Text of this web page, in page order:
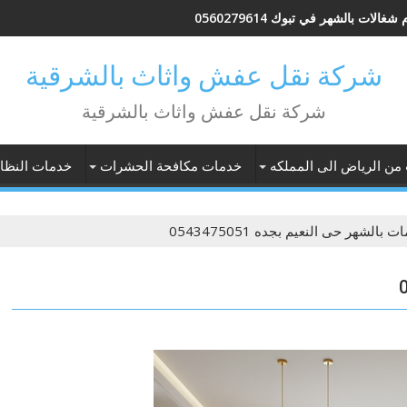
بالشهر في تبوك 0560279614
شركة نقل عفش واثاث بالشرقية
شركة نقل عفش واثاث بالشرقية
من الرياض الى المملكه خدمات مكافحة الحشرات خدمات
بالشهر حى النعيم بجده 0543475051